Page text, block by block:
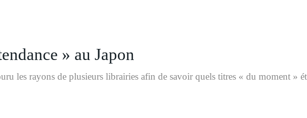
» au Japon
les rayons de plusieurs librairies afin de savoir quels titres « du moment »